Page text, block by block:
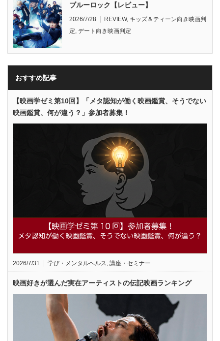
ブルーロック【レビュー】
2026/7/28 REVIEW, キッズ＆ティーン向き映画判
定, デート向き映画判定
おすすめ記事
【映画学ゼミ第10回】「メタ認知が働く映画鑑賞、そうでない
映画鑑賞、何が違う？」参加者募集！
2026/7/31 学び・メンタルヘルス, 講座・セミナー
映画好きが選んだ実在アーティストの伝記映画ランキング